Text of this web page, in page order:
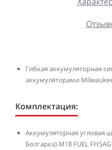
Гибкая аккумуляторная
аккумуляторами
Комплектация:
Аккумуляторная
Болгарка) M18 FUEL